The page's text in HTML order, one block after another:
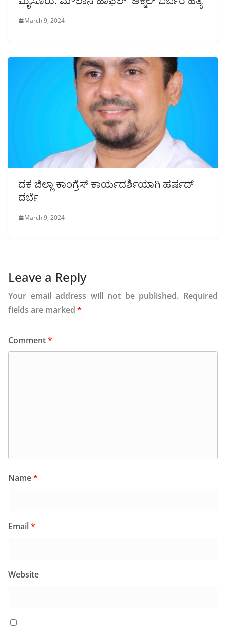
March 9, 2024
ದಕ ಜಿಲ್ಲಾ ಕಾಂಗ್ರೆಸ್ ಕಾರ್ಯದರ್ಶಿಯಾಗಿ ಹರ್ಷದ್
ದರ್ಬೆ
March 9, 2024
Leave a Reply
Your email address will not be published. Required
fields are marked *
Comment*
Name*
Email*
Website